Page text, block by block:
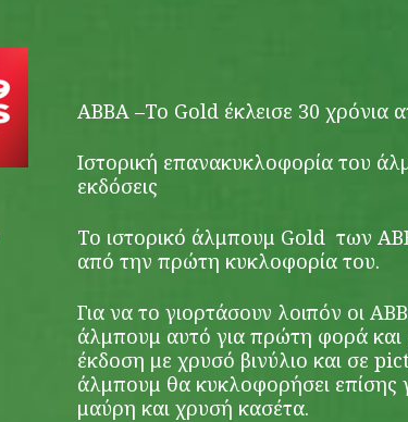
ΑΒΒΑ –Το Gold έκλεισε 30 χρόνια
Ιστορική επανακυκλοφορία του
εκδόσεις
Το ιστορικό άλμπουμ Gold των
από την πρώτη κυκλοφορία του.
Για να το γιορτάσουν λοιπόν οι
άλμπουμ αυτό για πρώτη φορά και
έκδοση με χρυσό βινύλιο και σε
άλμπουμ θα κυκλοφορήσει
μαύρη και χρυσή κασέτα.